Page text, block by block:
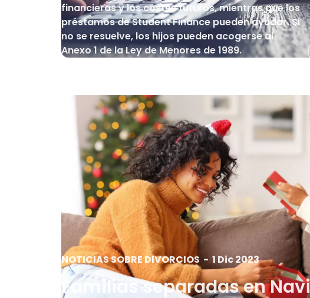
financieras y los costes futuros, mientras que los
préstamos de Student Finance pueden ayudar. Si
no se resuelve, los hijos pueden acogerse al
Anexo 1 de la Ley de Menores de 1989.
NOTICIAS SOBRE DIVORCIOS - 1 Dic 2023
Familias separadas en